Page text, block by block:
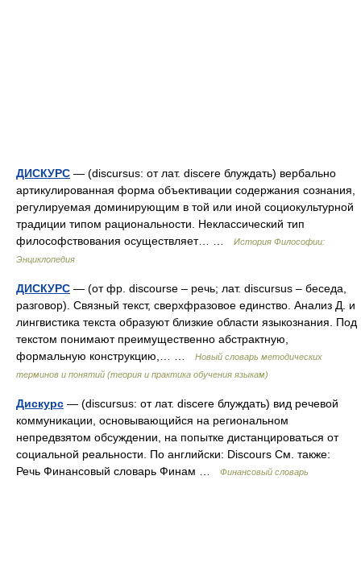
ДИСКУРС — (discursus: от лат. discere блуждать) вербально
артикулированная форма объективации содержания сознания,
регулируемая доминирующим в той или иной социокультурной
традиции типом рациональности. Неклассический тип
философствования осуществляет… …
История Философии:
Энциклопедия
ДИСКУРС — (от фр. discourse – речь; лат. discursus – беседа,
разговор). Связный текст, сверхфразовое единство. Анализ Д. и
лингвистика текста образуют близкие области языкознания. Под
текстом понимают преимущественно абстрактную,
формальную конструкцию,… …
Новый словарь методических
терминов и понятий (теория и практика обучения языкам)
Дискурс — (discursus: от лат. discere блуждать) вид речевой
коммуникации, основывающийся на региональном
непредвзятом обсуждении, на попытке дистанцироваться от
социальной реальности. По английски: Discours См. также:
Речь Финансовый словарь Финам …
Финансовый словарь